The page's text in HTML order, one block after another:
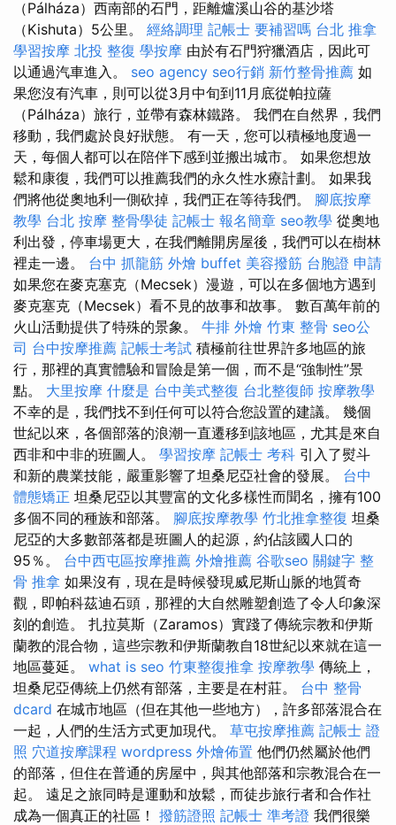
（Pálháza）西南部的石門，距離爐溪山谷的基沙塔
（Kishuta）5公里。 經絡調理 記帳士 要補習嗎 台北 推拿
學習按摩 北投 整復 學按摩 由於有石門狩獵酒店，因此可
以通過汽車進入。 seo agency seo行銷 新竹整骨推薦 如
果您沒有汽車，則可以從3月中旬到11月底從帕拉薩
（Pálháza）旅行，並帶有森林鐵路。 我們在自然界，我們
移動，我們處於良好狀態。 有一天，您可以積極地度過一
天，每個人都可以在陪伴下感到並搬出城市。 如果您想放
鬆和康復，我們可以推薦我們的永久性水療計劃。 如果我
們將他從奧地利一側砍掉，我們正在等待我們。 腳底按摩
教學 台北 按摩 整骨學徒 記帳士 報名簡章 seo教學 從奧地
利出發，停車場更大，在我們離開房屋後，我們可以在樹林
裡走一邊。 台中 抓龍筋 外燴 buffet 美容撥筋 台胞證 申請
如果您在麥克塞克（Mecsek）漫遊，可以在多個地方遇到
麥克塞克（Mecsek）看不見的故事和故事。 數百萬年前的
火山活動提供了特殊的景象。 牛排 外燴 竹東 整骨 seo公
司 台中按摩推薦 記帳士考試 積極前往世界許多地區的旅
行，那裡的真實體驗和冒險是第一個，而不是“強制性”景
點。 大里按摩 什麼是 台中美式整復 台北整復師 按摩教學
不幸的是，我們找不到任何可以符合您設置的建議。 幾個
世紀以來，各個部落的浪潮一直遷移到該地區，尤其是來自
西非和中非的班圖人。 學習按摩 記帳士 考科 引入了熨斗
和新的農業技能，嚴重影響了坦桑尼亞社會的發展。 台中
體態矯正 坦桑尼亞以其豐富的文化多樣性而聞名，擁有100
多個不同的種族和部落。 腳底按摩教學 竹北推拿整復 坦桑
尼亞的大多數部落都是班圖人的起源，約佔該國人口的
95％。 台中西屯區按摩推薦 外燴推薦 谷歌seo 關鍵字 整
骨 推拿 如果沒有，現在是時候發現威尼斯山脈的地質奇
觀，即帕科茲迪石頭，那裡的大自然雕塑創造了令人印象深
刻的創造。 扎拉莫斯（Zaramos）實踐了傳統宗教和伊斯
蘭教的混合物，這些宗教和伊斯蘭教自18世紀以來就在這一
地區蔓延。 what is seo 竹東整復推拿 按摩教學 傳統上，
坦桑尼亞傳統上仍然有部落，主要是在村莊。 台中 整骨
dcard 在城市地區（但在其他一些地方），許多部落混合在
一起，人們的生活方式更加現代。 草屯按摩推薦 記帳士 證
照 穴道按摩課程 wordpress 外燴佈置 他們仍然屬於他們
的部落，但住在普通的房屋中，與其他部落和宗教混合在一
起。 遠足之旅同時是運動和放鬆，而徒步旅行者和合作社
成為一個真正的社區！ 撥筋證照 記帳士 準考證 我們很樂